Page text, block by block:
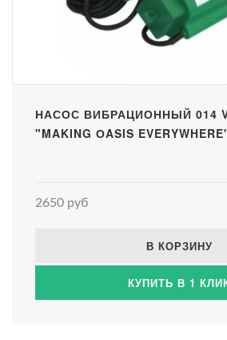
НАСОС ВИБРАЦИОННЫЙ 014
"MAKING ОASIS
2650 руб
В КОРЗИНУ
КУПИТЬ В 1